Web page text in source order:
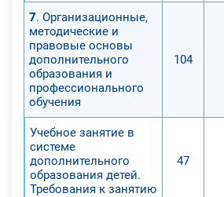
7. Организационные,
методические и
правовые основы
дополнительного
образования и
профессионального
обучения
104
Учебное занятие в
системе
дополнительного
образования детей.
Требования к занятию
47